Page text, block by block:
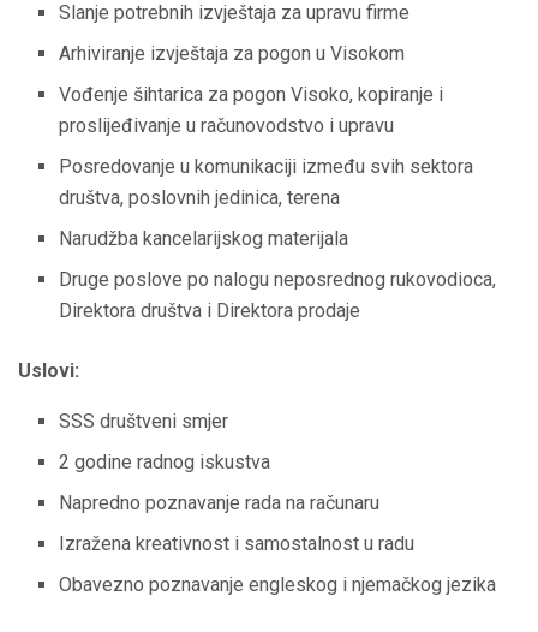
Slanje potrebnih izvještaja za upravu firme
Arhiviranje izvještaja za pogon u Visokom
Vođenje šihtarica za pogon Visoko, kopiranje i
proslijeđivanje u računovodstvo i upravu
Posredovanje u komunikaciji između svih sektora
društva, poslovnih jedinica, terena
Narudžba kancelarijskog materijala
Druge poslove po nalogu neposrednog rukovodioca,
Direktora društva i Direktora prodaje
Uslovi:
SSS društveni smjer
2 godine radnog iskustva
Napredno poznavanje rada na računaru
Izražena kreativnost i samostalnost u radu
Obavezno poznavanje engleskog i njemačkog jezika